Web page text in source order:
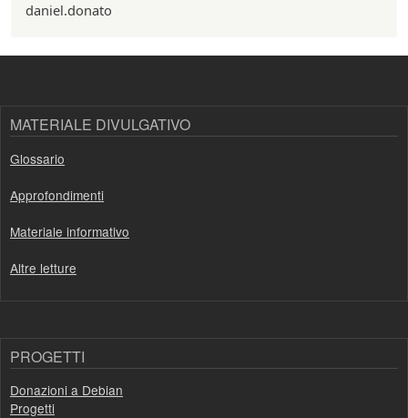
daniel.donato
MATERIALE DIVULGATIVO
Glossario
Approfondimenti
Materiale informativo
Altre letture
PROGETTI
Donazioni a Debian
Progetti